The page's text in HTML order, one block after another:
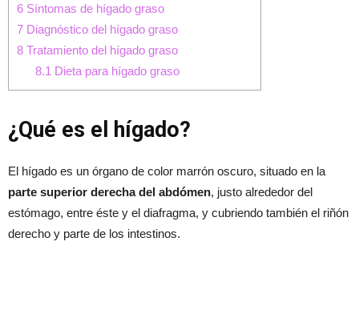
6 Síntomas de hígado graso
7 Diagnóstico del hígado graso
8 Tratamiento del hígado graso
8.1 Dieta para hígado graso
¿Qué es el hígado?
El hígado es un órgano de color marrón oscuro, situado en la
parte superior derecha del abdómen, justo alrededor del
estómago, entre éste y el diafragma, y cubriendo también el riñón
derecho y parte de los intestinos.